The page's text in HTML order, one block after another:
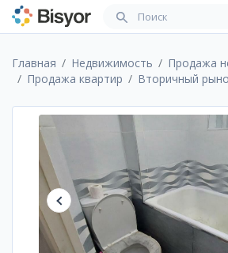
Главная Недвижимость
Продажа
Продажа квартир
Вторичный